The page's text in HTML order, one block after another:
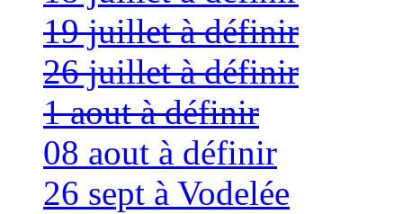
19 juillet à définir
26 juillet à définir
1 aout à définir
08 aout à définir
26 sept à Vodelée